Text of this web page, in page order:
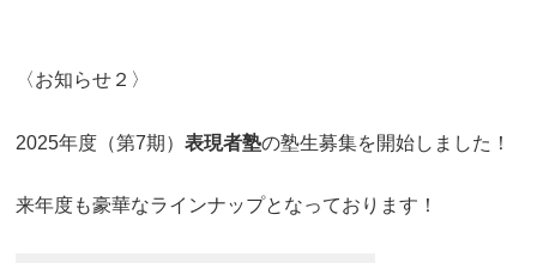
〈お知らせ２〉
2025年度（第7期）表現者塾の塾生募集を開始しました！
来年度も豪華なラインナップとなっております！